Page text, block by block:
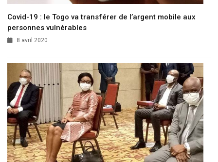
Covid-19 : le Togo va transférer de l’argent mobile aux
personnes vulnérables
8 avril 2020